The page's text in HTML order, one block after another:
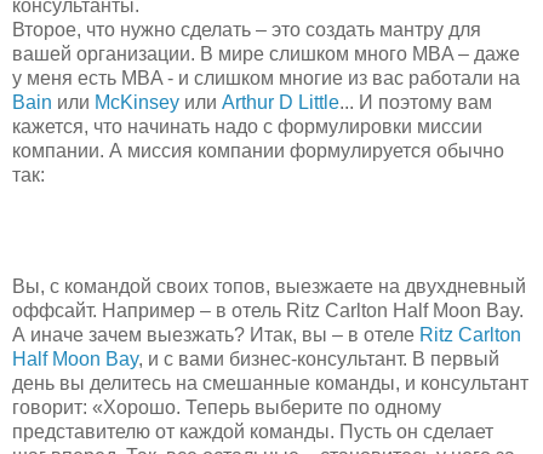
консультанты.
Второе, что нужно сделать – это создать мантру для
вашей организации. В мире слишком много MBA – даже
у меня есть MBA - и слишком многие из вас работали на
Bain или McKinsey или Arthur D Little... И поэтому вам
кажется, что начинать надо с формулировки миссии
компании. А миссия компании формулируется обычно
так:
Вы, с командой своих топов, выезжаете на двухдневный
оффсайт. Например – в отель Ritz Carlton Half Moon Bay.
А иначе зачем выезжать? Итак, вы – в отеле Ritz Carlton
Half Moon Bay, и с вами бизнес-консультант. В первый
день вы делитесь на смешанные команды, и консультант
говорит: «Хорошо. Теперь выберите по одному
представителю от каждой команды. Пусть он сделает